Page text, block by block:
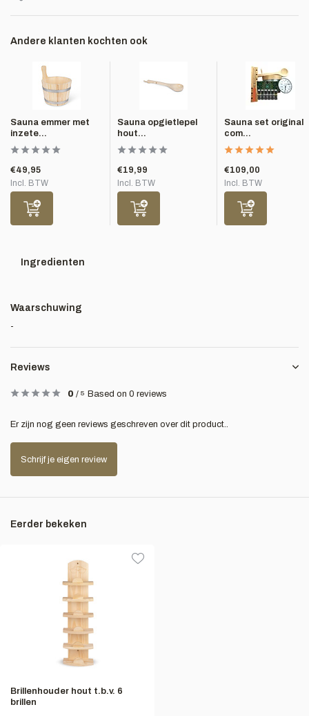
Andere klanten kochten ook
Sauna emmer met
inzete...
€49,95
Incl. BTW
Sauna opgietlepel
hout...
€19,99
Incl. BTW
Sauna set original
com...
€109,00
Incl. BTW
Ingredienten
Waarschuwing
-
Reviews
0 / 5 Based on 0 reviews
Er zijn nog geen reviews geschreven over dit product..
Schrijf je eigen review
Eerder bekeken
Brillenhouder hout t.b.v. 6
brillen